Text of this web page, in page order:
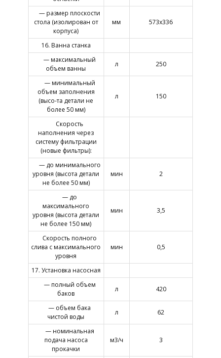
— размер плоскости
стола (изолирован от
корпуса)
мм 573х336
16. Ванна станка
— максимальный
объем ванны
л 250
— минимальный
объем заполнения
(высо-та детали не
более 50 мм)
л 150
Скорость
наполнения через
систему фильтрации
(новые фильтры):
— до минимального
уровня (высота детали
не более 50 мм)
мин 2
— до
максимального
уровня (высота детали
не более 150 мм)
мин 3,5
Скорость полного
слива с максимального
уровня
мин 0,5
17. Установка насосная
— полный объем
баков
л 420
— объем бака
чистой воды
л 62
— номинальная
подача насоса
прокачки
м3/ч 3